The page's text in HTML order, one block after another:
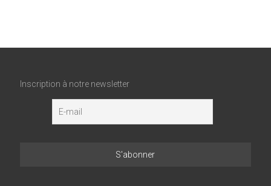
Inscription à notre newsletter